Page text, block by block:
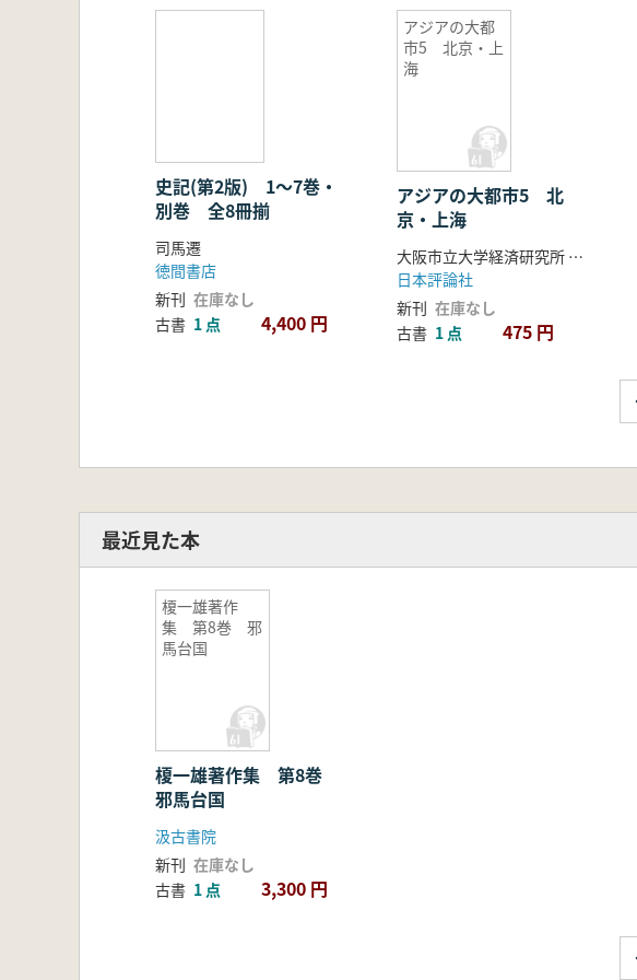
史記(第2版) 1〜7巻・
別巻 全8冊揃
司馬遷
徳間書店
新刊 在庫なし
古書 1 点 4,400 円
アジアの大都
市5 北京・上
海
アジアの大都市5 北
京・上海
大阪市立大学経済研究所 監修
日本評論社
新刊 在庫なし
古書 1 点 475 円
最近見た本
榎一雄著作
集 第8巻 邪
馬台国
榎一雄著作集 第8巻
邪馬台国
汲古書院
新刊 在庫なし
古書 1 点 3,300 円